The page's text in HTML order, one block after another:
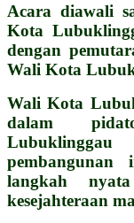
Acara diawali
Kota
dengan
Wali Kota
Wali Kota
dalam
Lubuklinggau
langkah
kesejahteraan